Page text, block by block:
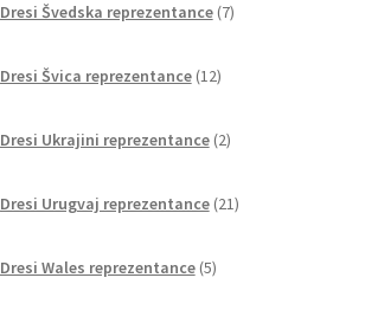
Dresi Švedska reprezentance 7izdelkov
Dresi Švica reprezentance 12izdelkov
Dresi Ukrajini reprezentance 2izdelka
Dresi Urugvaj reprezentance 21izdelkov
Dresi Wales reprezentance 5izdelkov